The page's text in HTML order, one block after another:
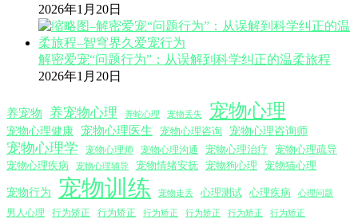
2026年1月20日
解密爱宠“问题行为”：从误解到科学纠正的温柔旅程
2026年1月20日
养宠物 养宠物心理 养蛇心理 宠物丢失 宠物心理
宠物心理健康 宠物心理医生 宠物心理咨询 宠物心理咨询师
宠物心理学 宠物心理师 宠物心理沟通 宠物心理治疗
宠物心理疏导
宠物心理疾病
宠物心理辅导 宠物情绪安抚 宠物狗心理 宠物猫心理
宠物行为 宠物训练 宠物走丢 心理测试 心理疾病 心理问题
男人心理 行为矫正 行为矫正 行为矫正 行为矫正 行为矫正 行为矫正